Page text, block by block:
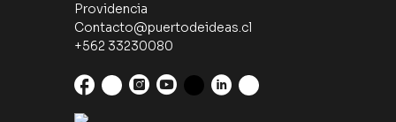
Providencia
Contacto@puertodeideas.cl
+562 33230080